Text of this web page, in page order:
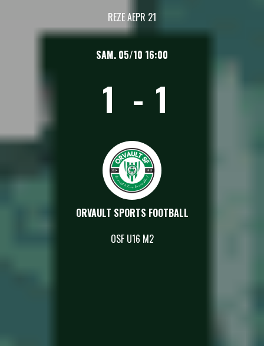
REZE AEPR 21
SAM. 05/10 16:00
1 - 1
ORVAULT SPORTS FOOTBALL
OSF U16 M2